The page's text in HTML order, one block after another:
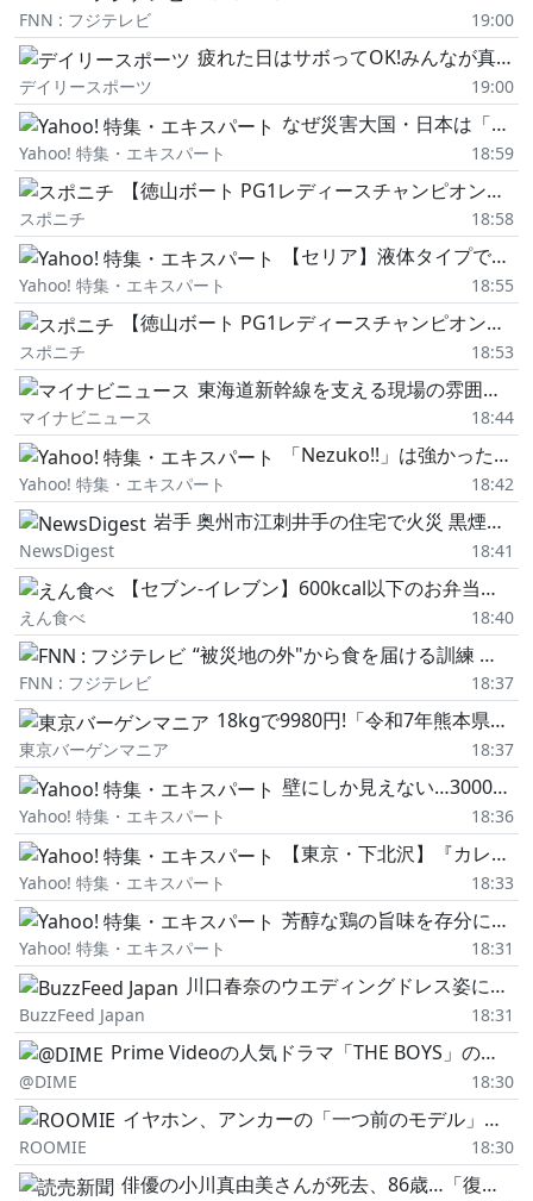
FNN : フジテレビ 19:00
疲れた日はサボってOK!みんなが真っ先に手を抜く家事ランキング 2位は「掃除」1位は?
デイリースポーツ 19:00
なぜ災害大国・日本は「気候安全保障」を後回しにしてきたのか 防衛白書から見えた課題
Yahoo! 特集・エキスパート 18:59
【徳山ボート PG1レディースチャンピオン】川野芽唯 直接対決制し逆転の予選トップ通過
スポニチ 18:58
【セリア】液体タイプで新感覚!予想以上に使えてこれも買ってよかった!【100均】
Yahoo! 特集・エキスパート 18:55
【徳山ボート PG1レディースチャンピオン】土屋南 「G1で初優出したい」と気合十分
スポニチ 18:53
東海道新幹線を支える現場の雰囲気は…? NHK『100カメ』8/11放送へ
マイナビニュース 18:44
「Nezuko!!」は強かった!!アメリカ競馬で"竈門禰豆子"を彷彿させる牝馬がオークスを優勝 #エキスパートトピ
Yahoo! 特集・エキスパート 18:42
岩手 奥州市江刺井手の住宅で火災 黒煙上がる
NewsDigest 18:41
【セブン-イレブン】600kcal以下のお弁当・丼・カレー8選(全国)~「甘辛タレの鶏からあげ重」「銀座デリー監修 カシミールカレー」ほか~
えん食べ 18:40
“被災地の外"から食を届ける訓練 「たき出しができる人を育てる」地域防災力の向上へ
FNN : フジテレビ 18:37
18kgで9980円!「令和7年熊本県産ヒノヒカリ」が在庫処分セール中
東京バーゲンマニア 18:37
壁にしか見えない…3000m級の南アルプスを目の前に、旧街道を夫婦で歩く1日23km日帰り旅
Yahoo! 特集・エキスパート 18:36
【東京・下北沢】『カレー食堂 心 下北沢店』で喰らうホロホロ「骨付きチキンのスープカレー」
Yahoo! 特集・エキスパート 18:33
芳醇な鶏の旨味を存分に味わえる、ムタヒログループの鶏つけ麺【鶏そば ムタヒロ 2号店/国分寺】
Yahoo! 特集・エキスパート 18:31
川口春奈のウエディングドレス姿に「やばい…もう泣きそう」「えーーーん春奈可愛すぎ」と反響
BuzzFeed Japan 18:31
Prime Videoの人気ドラマ「THE BOYS」の公式Tシャツ付きDIMEスペシャル増刊号、絶賛…
@DIME 18:30
イヤホン、アンカーの「一つ前のモデル」にして大正解!お手頃価格で最新より20時間も長く使えるんだ
ROOMIE 18:30
俳優の小川真由美さんが死去、86歳…「復讐するは我にあり」で日本アカデミー賞助演女優賞